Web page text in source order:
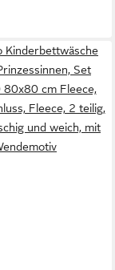
Kinderbettwäsche
Set
cm Fleece,
Fleece, 2 teilig,
und weich, mit